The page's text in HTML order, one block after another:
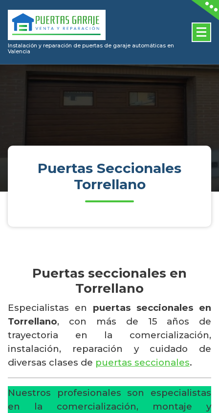
content
Instalación y reparación de puertas de garaje automáticas en
Valencia
Puertas Seccionales
Torrellano
Puertas seccionales en
Torrellano
Especialistas en puertas seccionales en
Torrellano, con más de 15 años de
trayectoria en la comercialización,
instalación, reparación y cuidado de
diversas clases de puertas seccionales.
Nuestros profesionales son especialistas
en la comercialización, montaje y